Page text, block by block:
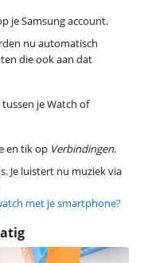
je Samsung account.
nu automatisch
die ook aan dat
je Watch of
en tik op Verbindingen.
Je luistert nu muziek via
met je smartphone?